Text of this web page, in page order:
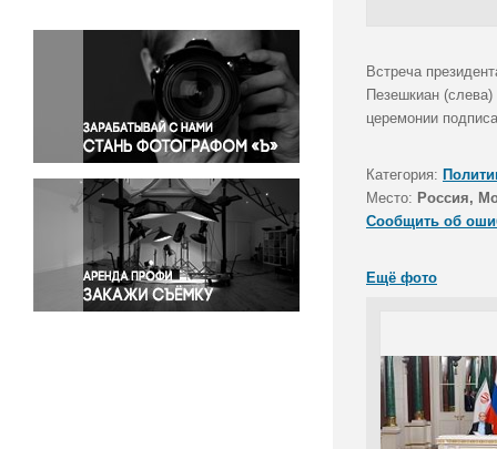
Окружающая среда
Политика
Правосудие
Происшествия и конфликты
Религия
Светская жизнь
Спорт
Экология
Экономика и бизнес
Встреча
Пезешкиан
церемонии
Категория:
Место: Россия,
Сообщить об
Ещё фото